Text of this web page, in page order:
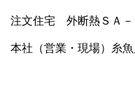
注文住宅 外断熱ＳＡ－
本社（営業・現場）糸魚